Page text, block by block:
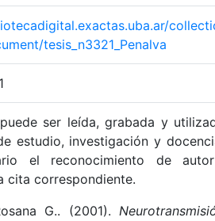
tesis_n3321_Penalva
ser leída, grabada y
estudio, investigación y
el reconocimiento de
cita correspondiente.
G.. (2001).